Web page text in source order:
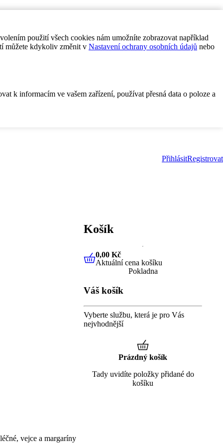
použití všech cookies nám umožníte zobrazovat například
můžete kdykoliv změnit v Nastavení ochrany osobních údajů nebo
k informacím ve vašem zařízení, používat přesná data o poloze a
PřihlásitRegistrovat
vejce a margaríny
Košík
0,00 KčAktuální cena košíku
0,00 Kč
Aktuální cena košíku
Pokladna
Váš košík
Vyberte službu, která je pro Vás
nejvhodnější
Prázdný košík
Tady uvidíte položky přidané do
košíku